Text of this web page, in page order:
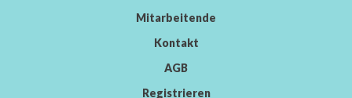
Mitarbeitende
Kontakt
AGB
Registrieren